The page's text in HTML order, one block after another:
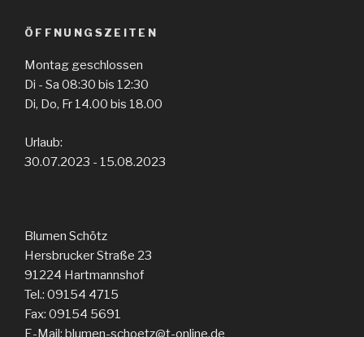
ÖFFNUNGSZEITEN
Montag geschlossen
Di - Sa 08:30 bis 12:30
Di, Do, Fr 14.00 bis 18.00
Urlaub:
30.07.2023 - 15.08.2023
Blumen Schötz
Hersbrucker Straße 23
91224 Hartmannshof
Tel.: 09154 4715
Fax: 09154 5691